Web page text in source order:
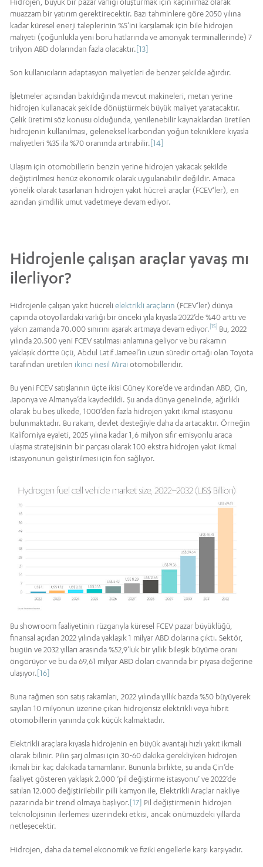
muazzam bir yatırım gerektirecektir. Bazı tahminlere göre 2050 yılına
kadar küresel enerji taleplerinin %5’ini karşılamak için bile hidrojen
maliyeti (çoğunlukla yeni boru hatlarında ve amonyak terminallerinde) 7
trilyon ABD dolarından fazla olacaktır.[13]
Son kullanıcıların adaptasyon maliyetleri de benzer şekilde ağırdır.
İşletmeler açısından bakıldığında mevcut makineleri, metan yerine
hidrojen kullanacak şekilde dönüştürmek büyük maliyet yaratacaktır.
Çelik üretimi söz konusu olduğunda, yenilenebilir kaynaklardan üretilen
hidrojenin kullanılması, geleneksel karbondan yoğun tekniklere kıyasla
maliyetleri %35 ila %70 oranında artırabilir.[14]
Ulaşım için otomobillerin benzin yerine hidrojen yakacak şekilde
değiştirilmesi henüz ekonomik olarak uygulanabilir değildir. Amaca
yönelik olarak tasarlanan hidrojen yakıt hücreli araçlar (FCEV’ler), en
azından şimdilik umut vadetmeye devam ediyor.
Hidrojenle çalışan araçlar yavaş mı
ilerliyor?
Hidrojenle çalışan yakıt hücreli elektrikli araçların (FCEV’ler) dünya
çapında otoyollardaki varlığı bir önceki yıla kıyasla 2022’de %40 arttı ve
yakın zamanda 70.000 sınırını aşarak artmaya devam ediyor.[15] Bu, 2022
yılında 20.500 yeni FCEV satılması anlamına geliyor ve bu rakamın
yaklaşık dörtte üçü, Abdul Latif Jameel’in uzun süredir ortağı olan Toyota
tarafından üretilen ikinci nesil Mirai otomobilleridir.
Bu yeni FCEV satışlarının üçte ikisi Güney Kore’de ve ardından ABD, Çin,
Japonya ve Almanya’da kaydedildi. Şu anda dünya genelinde, ağırlıklı
olarak bu beş ülkede, 1000’den fazla hidrojen yakıt ikmal istasyonu
bulunmaktadır. Bu rakam, devlet desteğiyle daha da artacaktır. Örneğin
Kaliforniya eyaleti, 2025 yılına kadar 1,6 milyon sıfır emisyonlu araca
ulaşma stratejisinin bir parçası olarak 100 ekstra hidrojen yakıt ikmal
istasyonunun geliştirilmesi için fon sağlıyor.
Bu showroom faaliyetinin rüzgarıyla küresel FCEV pazar büyüklüğü,
finansal açıdan 2022 yılında yaklaşık 1 milyar ABD dolarına çıktı. Sektör,
bugün ve 2032 yılları arasında %52,9’luk bir yıllık bileşik büyüme oranı
öngörüyor ve bu da 69,61 milyar ABD doları civarında bir piyasa değerine
ulaşıyor.[16]
Buna rağmen son satış rakamları, 2022 yılında yıllık bazda %50 büyüyerek
sayıları 10 milyonun üzerine çıkan hidrojensiz elektrikli veya hibrit
otomobillerin yanında çok küçük kalmaktadır.
Elektrikli araçlara kıyasla hidrojenin en büyük avantajı hızlı yakıt ikmali
olarak bilinir. Pilin şarj olması için 30-60 dakika gerekliyken hidrojen
ikmali bir kaç dakikada tamamlanır. Bununla birlikte, şu anda Çin’de
faaliyet gösteren yaklaşık 2.000 ‘pil değiştirme istasyonu’ ve 2022’de
satılan 12.000 değiştirilebilir pilli kamyon ile, Elektrikli Araçlar nakliye
pazarında bir trend olmaya başlıyor.[17] Pil değiştirmenin hidrojen
teknolojisinin ilerlemesi üzerindeki etkisi, ancak önümüzdeki yıllarda
netleşecektir.
Hidrojen, daha da temel ekonomik ve fiziki engellerle karşı karşıyadır.